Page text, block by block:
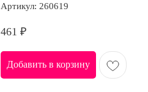
Артикул: 260619
461 ₽
Добавить в корзину